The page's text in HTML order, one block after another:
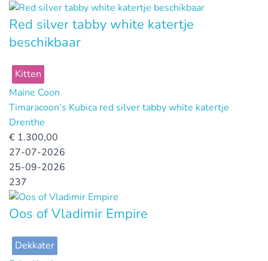
Red silver tabby white katertje
beschikbaar
Kitten
Maine Coon
Timaracoon’s Kubica red silver tabby white katertje
Drenthe
€ 1.300,00
27-07-2026
25-09-2026
237
Oos of Vladimir Empire
Dekkater